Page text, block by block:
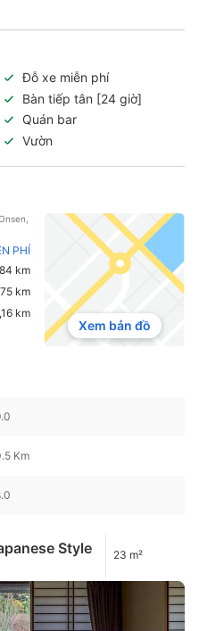
Đỗ xe miễn phí
Bàn tiếp tân [24 giờ]
Quán bar
Vườn
PHÍ
km
km
km
Xem bản đồ
Km
Style
23 m²